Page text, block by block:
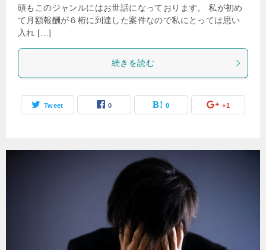
頭もこのジャンルにはお世話になっております。 私が初め
て月額報酬が６桁に到達した案件なので私にとっては思い
入れ […]
続きを読む
Tweet 0 0 +1